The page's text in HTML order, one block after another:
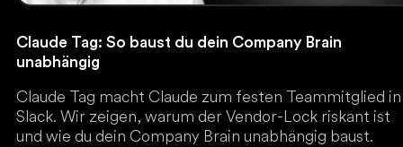
Claude Tag: So baust du dein Company Brain
unabhängig
Claude Tag macht Claude zum festen Teammitglied in
Slack. Wir zeigen, warum der Vendor-Lock riskant ist
und wie du dein Company Brain unabhängig baust.